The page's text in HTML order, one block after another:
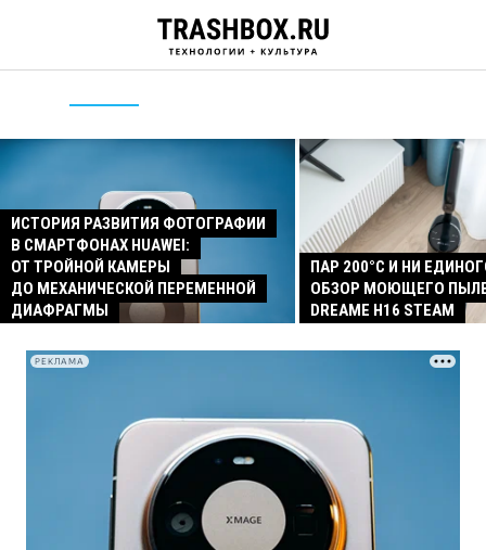
ИСТОРИЯ РАЗВИТИЯ ФОТОГРАФИИ
В СМАРТФОНАХ HUAWEI:
ОТ ТРОЙНОЙ КАМЕРЫ
ДО МЕХАНИЧЕСКОЙ ПЕРЕМЕННОЙ
ДИАФРАГМЫ
ПАР 200°C И НИ
ОБЗОР МОЮЩЕГО
DREAME H16 STEAM
РЕКЛАМА